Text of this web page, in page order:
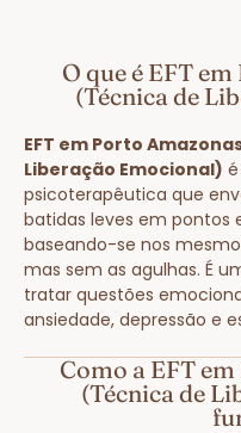
O que é EFT
(Técnica de
EFT em Porto
Liberação Emocional)
psicoterapêutica que
batidas leves em pontos
baseando-se nos
mas sem as agulhas. É
tratar questões
ansiedade, depressão e
Como a EFT
(Técnica de